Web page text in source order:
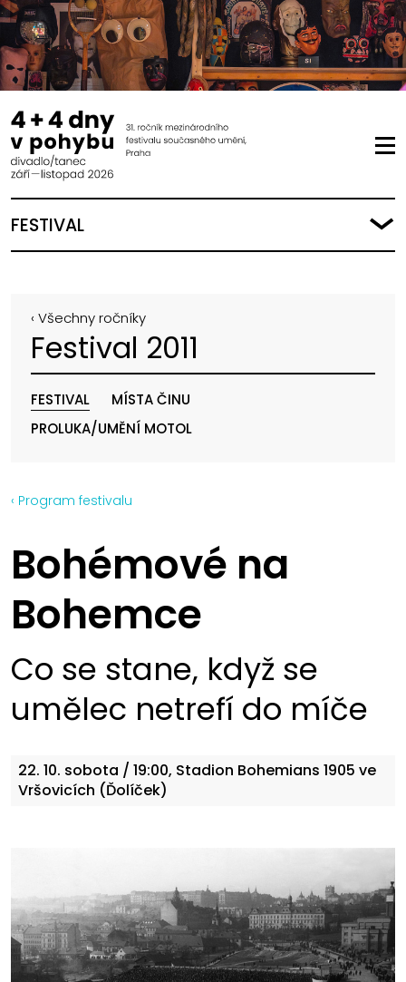
FESTIVAL
‹ Všechny ročníky
Festival 2011
FESTIVAL
MÍSTA ČINU
PROLUKA/UMĚNÍ MOTOL
‹ Program festivalu
Bohémové na
Bohemce
Co se stane, když se
umělec netrefí do míče
22. 10. sobota / 19:00, Stadion Bohemians 1905 ve
Vršovicích (Ďolíček)